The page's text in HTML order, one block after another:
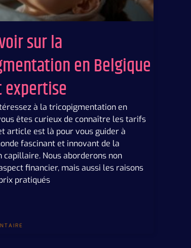
sur la
en Belgique
à la tricopigmentation en
êtes curieux de connaître les tarifs
article est là pour vous guider à
fascinant et innovant de la
capillaire. Nous aborderons non
financier, mais aussi les raisons
pratiqués